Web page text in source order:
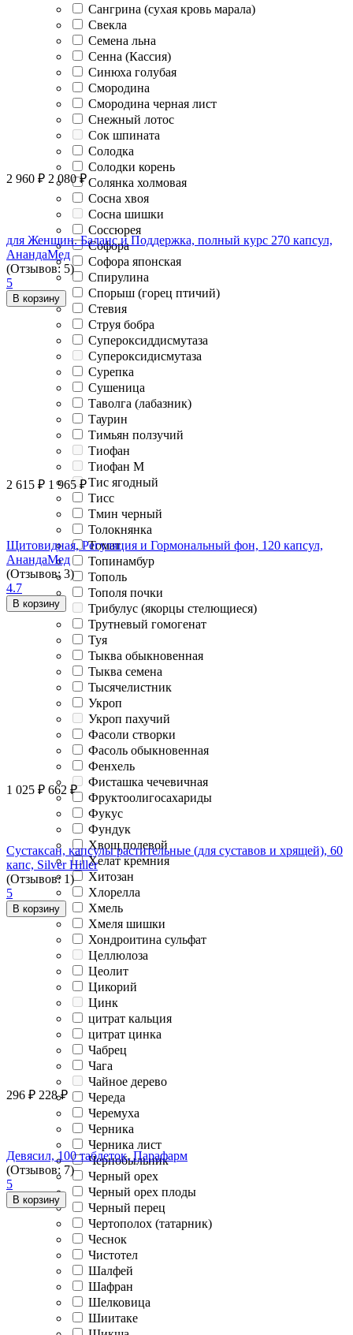
Сангрина (сухая кровь марала)
Свекла
Семена льна
Сенна (Кассия)
Синюха голубая
Смородина
Смородина черная лист
Снежный лотос
Сок шпината
Солодка
Солодки корень
Солянка холмовая
Сосна хвоя
Сосна шишки
Соссюрея
Софора
Софора японская
Спирулина
Спорыш (горец птичий)
Стевия
Струя бобра
Супероксиддисмутаза
Супероксидисмутаза
Сурепка
Сушеница
Таволга (лабазник)
Таурин
Тимьян ползучий
Тиофан
Тиофан М
Тис ягодный
Тисс
Тмин черный
Толокнянка
Томат
Топинамбур
Тополь
Тополя почки
Трибулус (якорцы стелющиеся)
Трутневый гомогенат
Туя
Тыква обыкновенная
Тыква семена
Тысячелистник
Укроп
Укроп пахучий
Фасоли створки
Фасоль обыкновенная
Фенхель
Фисташка чечевичная
Фруктоолигосахариды
Фукус
Фундук
Хвощ полевой
Хелат кремния
Хитозан
Хлорелла
Хмель
Хмеля шишки
Хондроитина сульфат
Целлюлоза
Цеолит
Цикорий
Цинк
цитрат кальция
цитрат цинка
Чабрец
Чага
Чайное дерево
Череда
Черемуха
Черника
Черника лист
Чернобыльник
Черный орех
Черный орех плоды
Черный перец
Чертополох (татарник)
Чеснок
Чистотел
Шалфей
Шафран
Шелковица
Шиитаке
2 960 ₽ 2 080 ₽
для Женщин. Баланс и Поддержка, полный курс 270 капсул,
АнандаМед
(Отзывов: 5)
5
В корзину
2 615 ₽ 1 965 ₽
Щитовидная, Регуляция и Гормональный фон, 120 капсул,
АнандаМед
(Отзывов: 3)
4.7
В корзину
1 025 ₽ 662 ₽
Сустаксан, капсулы растительные (для суставов и хрящей), 60
капс, Silver Hiller
(Отзывов: 1)
5
В корзину
296 ₽ 228 ₽
Девясил, 100 таблеток, Парафарм
(Отзывов: 7)
5
В корзину